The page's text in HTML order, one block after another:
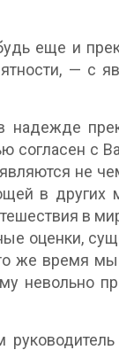
еще и
— с
согласен с
не
в
в
оценки,
же время
невольно